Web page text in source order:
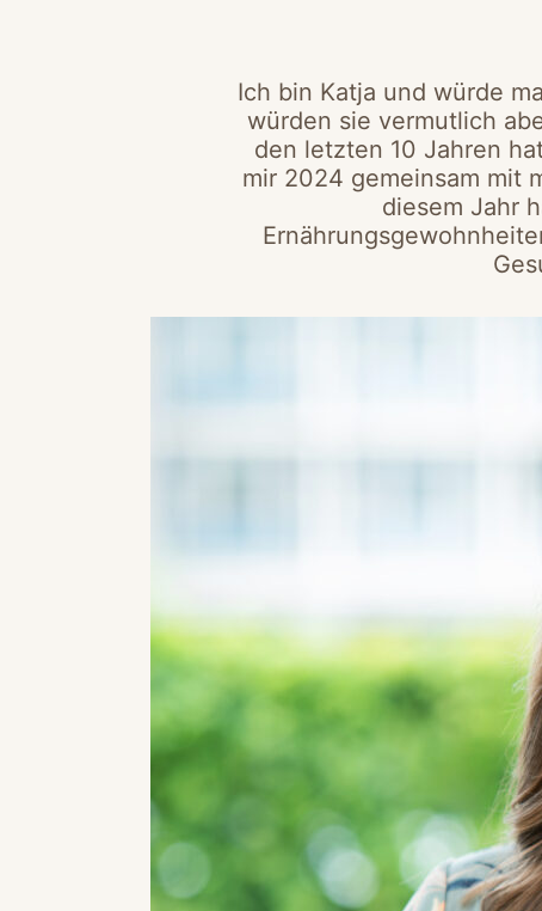
Ich bin Katja und würde
würden sie vermutlich
den letzten 10 Jahren
mir 2024 gemeinsam mit
diesem Jahr